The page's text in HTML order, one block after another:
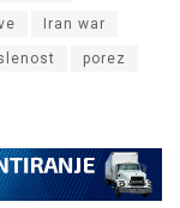
Iran war
porez